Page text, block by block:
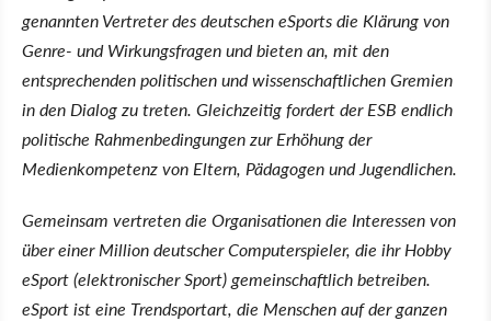
genannten Vertreter des deutschen eSports die Klärung von
Genre- und Wirkungsfragen und bieten an, mit den
entsprechenden politischen und wissenschaftlichen Gremien
in den Dialog zu treten. Gleichzeitig fordert der ESB endlich
politische Rahmenbedingungen zur Erhöhung der
Medienkompetenz von Eltern, Pädagogen und Jugendlichen.
Gemeinsam vertreten die Organisationen die Interessen von
über einer Million deutscher Computerspieler, die ihr Hobby
eSport (elektronischer Sport) gemeinschaftlich betreiben.
eSport ist eine Trendsportart, die Menschen auf der ganzen